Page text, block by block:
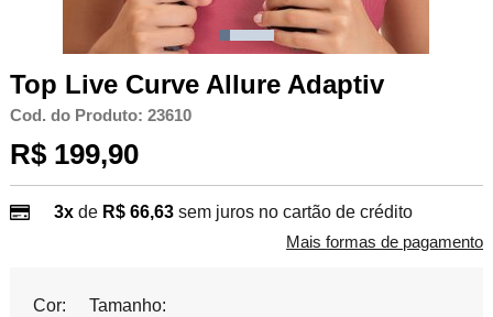
Top Live Curve Allure Adaptiv
Cod. do Produto: 23610
R$ 199,90
3xde R$ 66,63 sem juros no cartão de crédito
Mais formas de pagamento
Cor:
Tamanho: